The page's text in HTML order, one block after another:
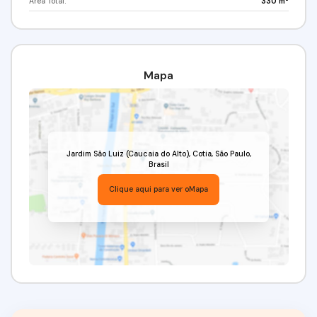
individualização e cobrança de IPTU.
região que segue em desenvolvimento.
Valor de venda: R$ 160.000,00.
Venha conferir!!! Agende já a sua visita!
(11) 97417-8061
Imobiliária Alfa Negócios.
CRECI: 34.726-J.
Mapa
Jardim São Luiz (Caucaia do Alto), Cotia, São Paulo,
Brasil
Clique aqui para ver oMapa